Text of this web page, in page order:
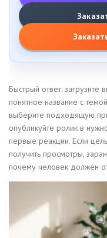
Быстрый ответ:
понятное название с
выберите подходящую
опубликуйте ролик в
первые реакции. Если
получить просмотры,
почему человек должен